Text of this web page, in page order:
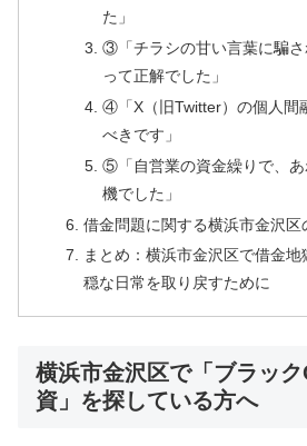
た」
③「チラシの甘い言葉に騙
って正解でした」
④「X（旧Twitter）の個人間
べきです」
⑤「自営業の資金繰りで、
機でした」
借金問題に関する横浜市金沢区
まとめ：横浜市金沢区で借金
穏な日常を取り戻すために
横浜市金沢区で「ブラッ
資」を探している方へ